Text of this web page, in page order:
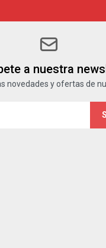
a nuestra
novedades y ofertas de